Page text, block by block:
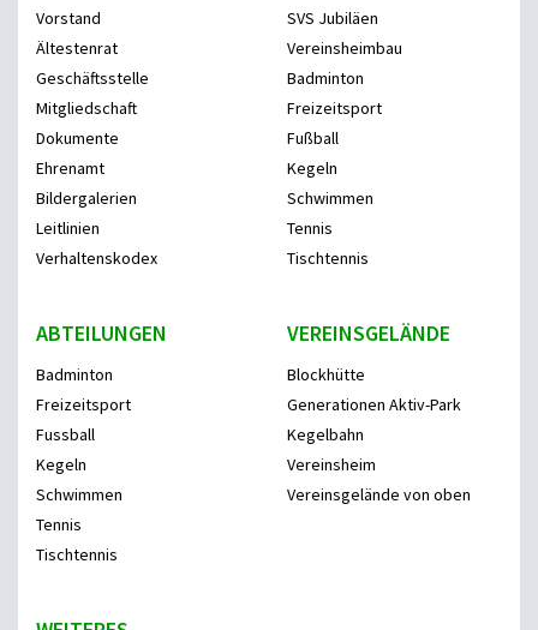
Vorstand
Ältestenrat
Geschäftsstelle
Mitgliedschaft
Dokumente
Ehrenamt
Bildergalerien
Leitlinien
Verhaltenskodex
SVS Jubiläen
Vereinsheimbau
Badminton
Freizeitsport
Fußball
Kegeln
Schwimmen
Tennis
Tischtennis
ABTEILUNGEN
Badminton
Freizeitsport
Fussball
Kegeln
Schwimmen
Tennis
Tischtennis
VEREINSGELÄNDE
Blockhütte
Generationen Aktiv-Park
Kegelbahn
Vereinsheim
Vereinsgelände von oben